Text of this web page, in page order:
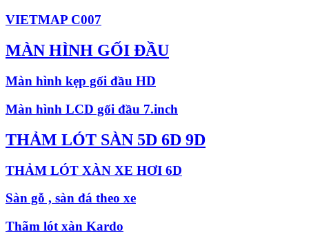
VIETMAP C007
MÀN HÌNH GỐI ĐẦU
Màn hình kẹp gối đầu HD
Màn hình LCD gối đầu 7.inch
THẢM LÓT SÀN 5D 6D 9D
THẢM LÓT XÀN XE HƠI 6D
Sàn gỗ , sàn đá theo xe
Thãm lót xàn Kardo